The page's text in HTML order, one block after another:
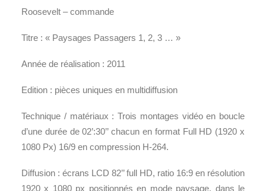
Roosevelt – commande
Titre : « Paysages Passagers 1, 2, 3 … »
Année de réalisation : 2011
Edition : pièces uniques en multidiffusion
Technique / matériaux : Trois montages vidéo en boucle
d’une durée de 02’:30’’ chacun en format Full HD (1920 x
1080 Px) 16/9 en compression H-264.
Diffusion : écrans LCD 82’’ full HD, ratio 16:9 en résolution
1920 x 1080 px positionnés en mode paysage, dans le